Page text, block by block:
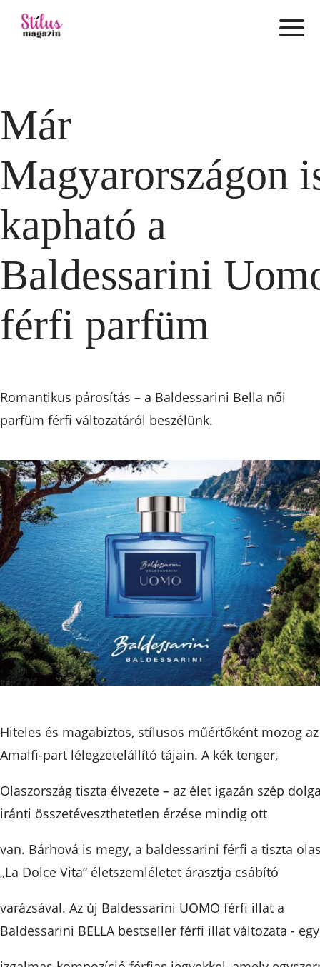
Már
Magyarországon
kapható a
Baldessarini
férfi parfüm
Romantikus párosítás – a Baldessarini Bella női
parfüm férfi változatáról beszélünk.
Hiteles és magabiztos, stílusos műértőként mozog az
Amalfi-part lélegzetelállító tájain. A kék tenger,
Olaszország tiszta élvezete – az élet igazán szép
iránti összetéveszthetetlen érzése mindig ott
van. Bárhová is megy, a baldessarini férfi a tiszta
„La Dolce Vita” életszemléletet árasztja csábító
varázsával. Az új Baldessarini UOMO férfi illat a
Baldessarini BELLA bestseller férfi illat változata - egy